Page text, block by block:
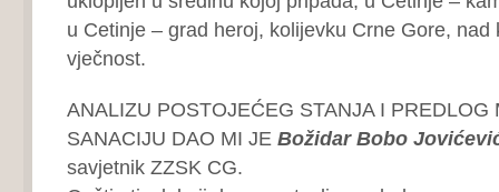
u Cetinje – grad heroj, kolijevku Crne Gore, nad
vječnost.
ANALIZU POSTOJEĆEG STANJA I PREDLOG
SANACIJU DAO MI JE Božidar Bobo
savjetnik ZZSK CG.